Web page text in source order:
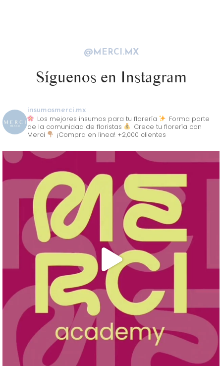
@MERCI.MX
Síguenos en Instagram
insumosmerci.mx
Los mejores insumos para tu florería
Forma parte
de la comunidad de floristas
Crece tu florería con
Merci
¡Compra en línea! +2,000 clientes